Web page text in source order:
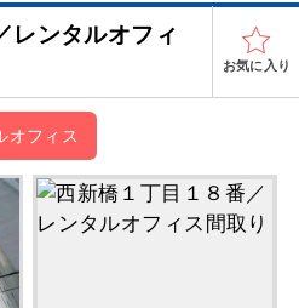
レンタルオフィ
お気に入り
オフィス